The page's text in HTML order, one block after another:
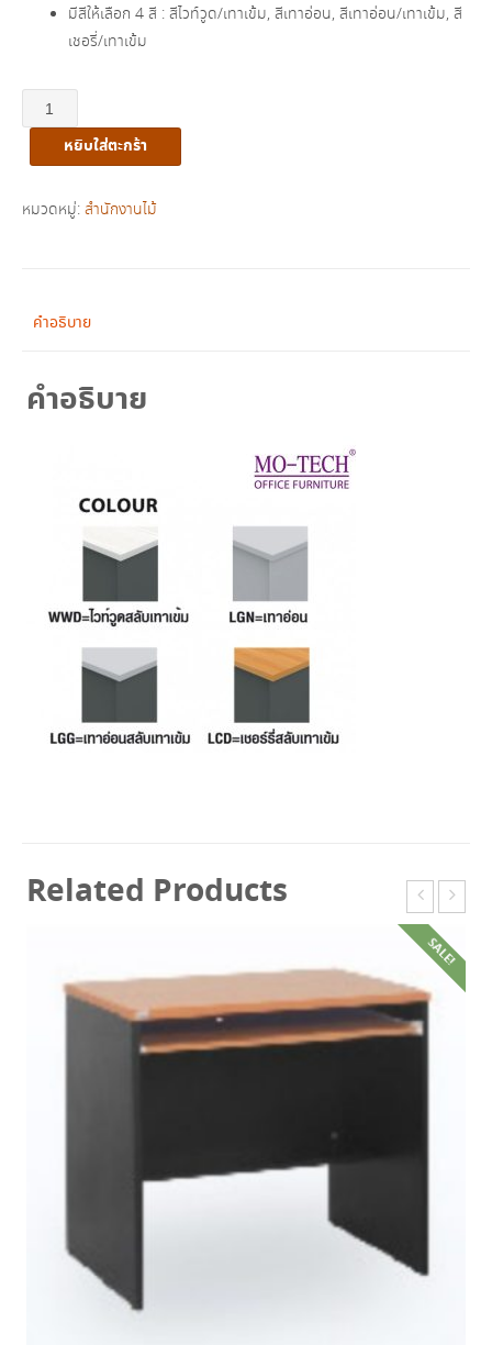
มีสีให้เลือก 4 สี : สีไวท์วูด/เทาเข้ม, สีเทาอ่อน, สีเทาอ่อน/เทาเข้ม, สี
เชอรี่/เทาเข้ม
จำนวน
โต๊ะ
รุ่น
หยิบใส่ตะกร้า
หมวดหมู่: สำนักงานไม้
คำอธิบาย
คำอธิบาย
Related Products
SALE!